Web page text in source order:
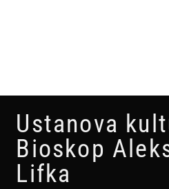
Ustanova
Bioskop
Lifka